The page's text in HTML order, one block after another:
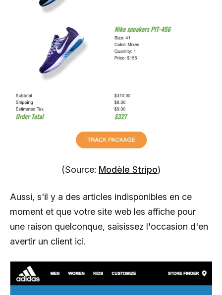
(Source: Modèle Stripo)
Aussi, s'il y a des articles indisponibles en ce
moment et que votre site web les affiche pour
une raison quelconque, saisissez l'occasion d'en
avertir un client ici.